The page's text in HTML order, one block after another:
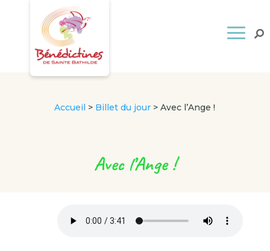
Accueil > Billet du jour >Avec l’Ange !
Avec l’Ange !